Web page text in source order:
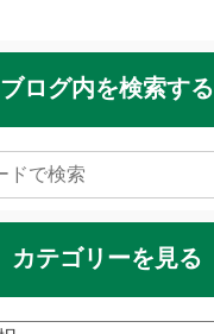
ブログ内を検索する
カテゴリーを見る